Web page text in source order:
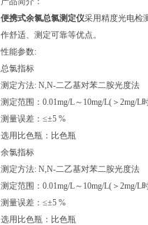
便携式余氯总氯测定仪采用精度光电检
作舒适、测定可靠等优点。
性能参数:
总氯指标
测定方法: N,N-二乙基对苯二胺光度法
测定范围：0.01mg/L～10mg/L(＞2mg/
测量误差：≤±5 %
选用比色瓶：比色瓶
余氯指标
测定方法: N,N-二乙基对苯二胺光度法
测定范围：0.01mg/L～10mg/L(＞2mg/
测量误差：≤±5 %
选用比色瓶：比色瓶